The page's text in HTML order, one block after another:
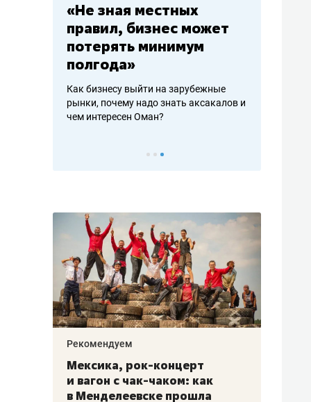
«Не зная местных
правил, бизнес может
потерять минимум
полгода»
Как бизнесу выйти на зарубежные
рынки, почему надо знать аксакалов и
чем интересен Оман?
Рекомендуем
Мексика, рок-концерт
и вагон с чак-чаком: как
в Менделеевске прошла